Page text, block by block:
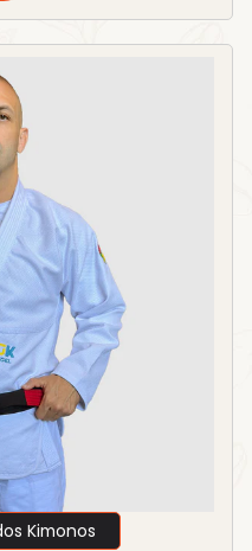
Kimonos